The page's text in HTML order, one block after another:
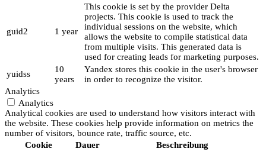
guid2 1 year
This cookie is set by the provider Delta
projects. This cookie is used to track the
individual sessions on the website, which
allows the website to compile statistical data
from multiple visits. This generated data is
used for creating leads for marketing purposes.
yuidss
10
years
Yandex stores this cookie in the user's browser
in order to recognize the visitor.
Analytics
Analytics
Analytical cookies are used to understand how visitors interact with
the website. These cookies help provide information on metrics the
number of visitors, bounce rate, traffic source, etc.
Cookie
Dauer Beschreibung